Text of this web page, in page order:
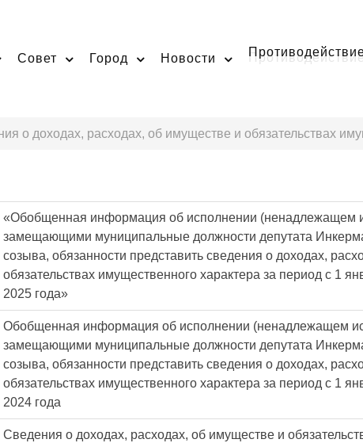
Совет Город Новости
о доходах, расходах, об имуществе и обязательствах
«Обобщенная информация об исполнении (ненадлежащем
замещающими муниципальные должности депутата
созыва, обязанности представить сведения о доходах,
обязательствах имущественного характера за период с 1
2025 года»
Обобщенная информация об исполнении (ненадлежащем
замещающими муниципальные должности депутата
созыва, обязанности представить сведения о доходах,
обязательствах имущественного характера за период с 1
2024 года
Сведения о доходах, расходах, об имуществе и